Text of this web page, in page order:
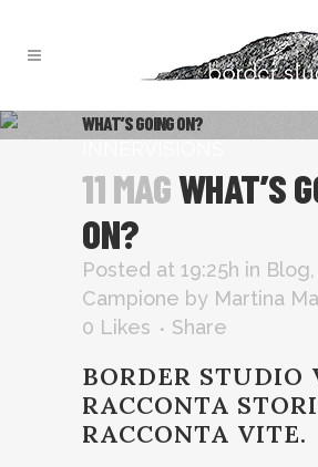
WHAT’S GOING ON?
11 MAGWHAT’S
ON?
Posted at 19:25h in Blog,
Campione by Martina
0 Likes Share
BORDER STUDIO
RACCONTA
RACCONTA VITE.